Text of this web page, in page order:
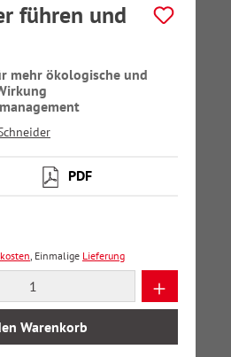
führen und
mehr ökologische und
PDF
, Einmalige Lieferung
Gib den gewünschten
Warenkorb